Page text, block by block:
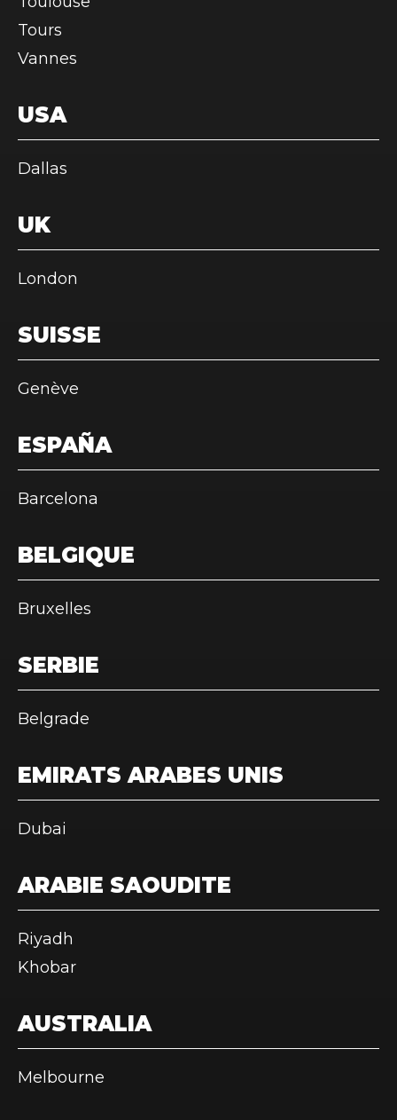
Tours
Vannes
USA
Dallas
UK
London
SUISSE
Genève
ESPAÑA
Barcelona
BELGIQUE
Bruxelles
SERBIE
Belgrade
EMIRATS ARABES UNIS
Dubai
ARABIE SAOUDITE
Riyadh
Khobar
AUSTRALIA
Melbourne